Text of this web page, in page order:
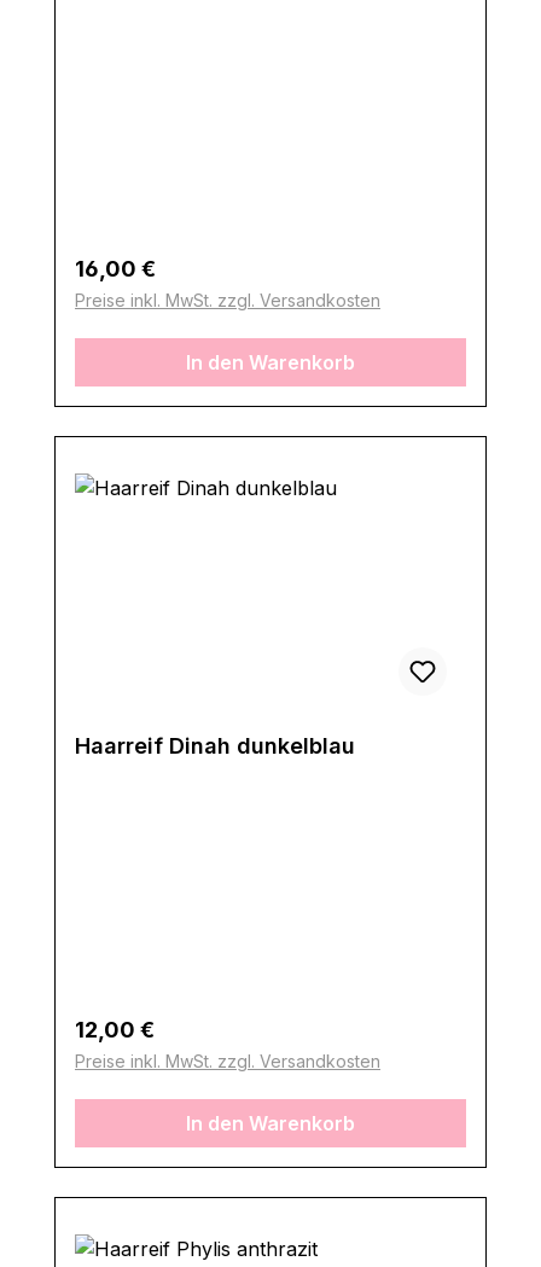
Regulärer Preis:
16,00 €
Preise inkl. MwSt. zzgl. Versandkosten
In den Warenkorb
Haarreif Dinah dunkelblau
Regulärer Preis:
12,00 €
Preise inkl. MwSt. zzgl. Versandkosten
In den Warenkorb